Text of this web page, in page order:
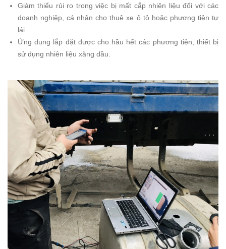
Giảm thiểu rủi ro trong việc bị mất cắp nhiên liệu đối với các
doanh nghiệp, cá nhân cho thuê xe ô tô hoặc phương tiện tự
lái.
Ứng dụng lắp đặt được cho hầu hết các phương tiện, thiết bị
sử dụng nhiên liệu xăng dầu.